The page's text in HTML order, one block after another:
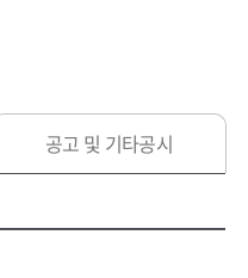
공고 및 기타공시